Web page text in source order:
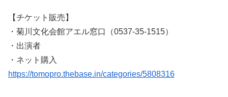
【チケット販売】
・菊川文化会館アエル窓口（0537-35-1515）
・出演者
・ネット購入
https://tomopro.thebase.in/categories/5808316